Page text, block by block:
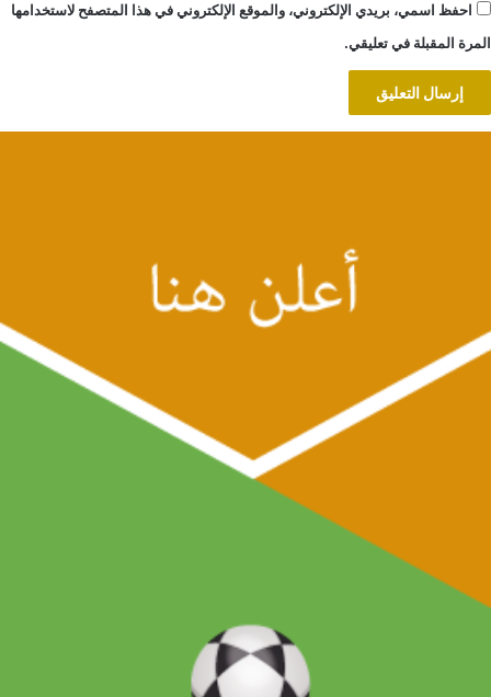
احفظ اسمي، بريدي الإلكتروني، والموقع الإلكتروني في هذا المتصفح لاستخدامها
المرة المقبلة في تعليقي.